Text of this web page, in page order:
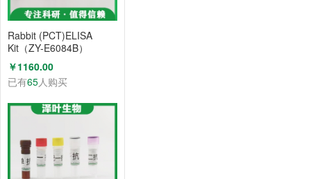
Rabbit (PCT)ELISA
Kit（ZY-E6084B）
￥1160.00
已有65人购买